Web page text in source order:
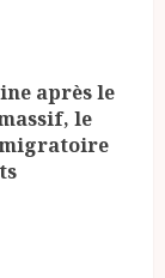
après le
le